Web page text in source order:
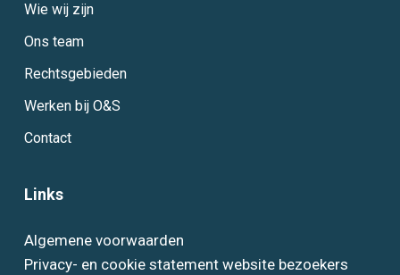
Wie wij zijn
Ons team
Rechtsgebieden
Werken bij O&S
Contact
Links
Algemene voorwaarden
Privacy- en cookie statement website bezoekers